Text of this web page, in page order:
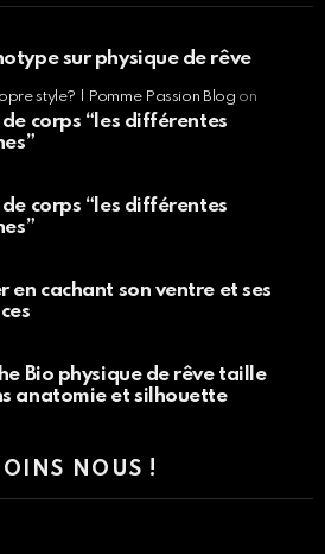
sur physique de rêve
style? | Pomme Passion Blog on
corps “les différentes
corps “les différentes
en cachant son ventre et ses
Bio physique de rêve taille
anatomie et silhouette
NOUS !